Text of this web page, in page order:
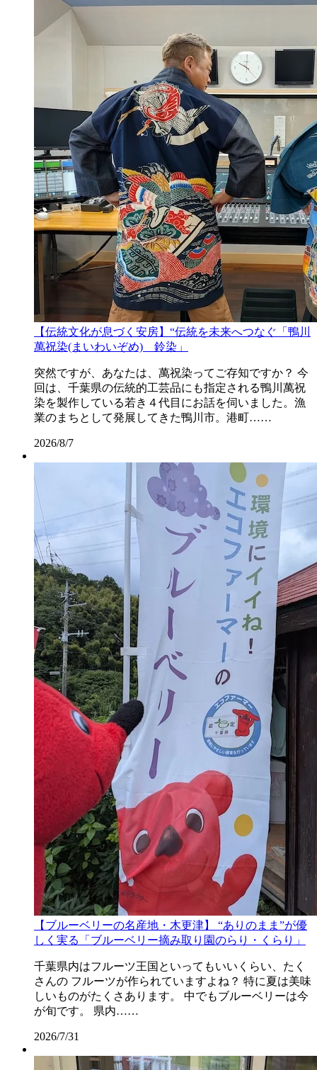
【伝統文化が息づく安房】“伝統を未来へつなぐ「鴨川
萬祝染(まいわいぞめ) 鈴染」
突然ですが、あなたは、萬祝染ってご存知ですか？ 今
回は、千葉県の伝統的工芸品にも指定される鴨川萬祝
染を製作している若き４代目にお話を伺いました。漁
業のまちとして発展してきた鴨川市。港町……
2026/8/7
【ブルーベリーの名産地・木更津】 “ありのまま”が優
しく実る「ブルーベリー摘み取り園のらり・くらり」
千葉県内はフルーツ王国といってもいいくらい、たく
さんの フルーツが作られていますよね？ 特に夏は美味
しいものがたくさあります。 中でもブルーベリーは今
が旬です。 県内……
2026/7/31